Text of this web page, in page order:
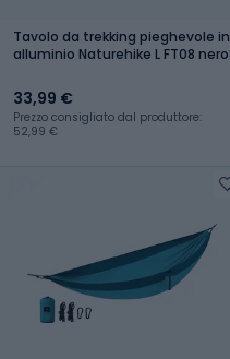
Tavolo da trekking pieghevole in
alluminio Naturehike L FT08 nero
33,99 €
Prezzo consigliato dal produttore:
52,99 €